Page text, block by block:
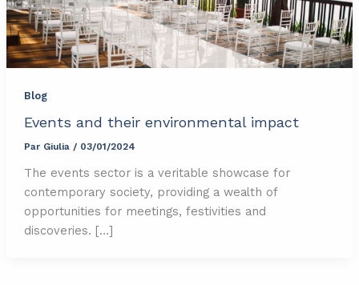
Blog
Events and their environmental impact
Par Giulia / 03/01/2024
The events sector is a veritable showcase for
contemporary society, providing a wealth of
opportunities for meetings, festivities and
discoveries. […]